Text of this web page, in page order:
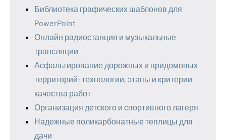
Библиотека графических шаблонов для
PowerPoint
Онлайн радиостанция и музыкальные
трансляции
Асфальтирование дорожных и придомовых
территорий: технологии, этапы и критерии
качества работ
Организация детского и спортивного лагеря
Надежные поликарбонатные теплицы для
дачи